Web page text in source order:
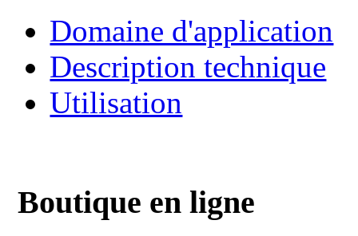
Domaine d'application
Description technique
Utilisation
Boutique en ligne